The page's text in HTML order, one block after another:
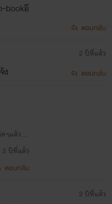
เธอเข้าสู่เมืองหลวงเพื่อ
ค่าเทอมและส่งเงินไปให้
bookอี
ตอบกลับ
ง
2 ปีที่แล้ว
ตอบกลับ
แล้วค่ะ
2 ปีที่แล้ว
ตอบกลับ
2 ปีที่แล้ว